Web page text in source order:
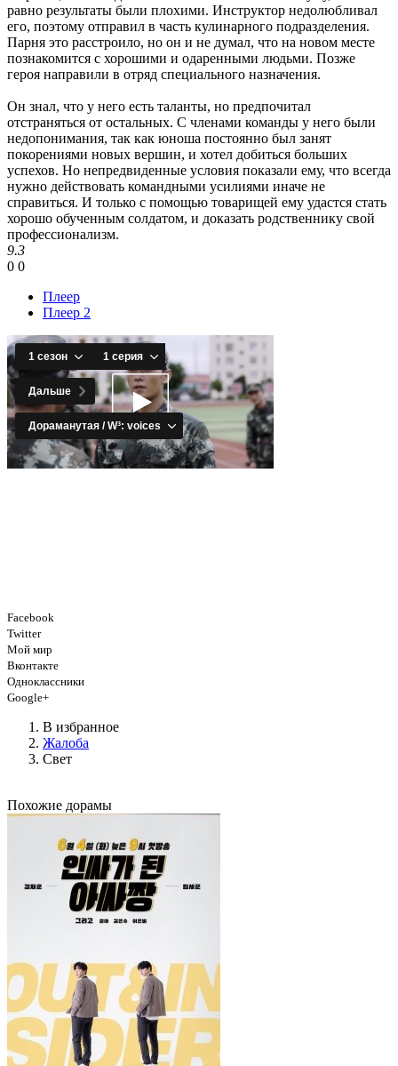
равно результаты были плохими. Инструктор недолюбливал
его, поэтому отправил в часть кулинарного подразделения.
Парня это расстроило, но он и не думал, что на новом месте
познакомится с хорошими и одаренными людьми. Позже
героя направили в отряд специального назначения.
Он знал, что у него есть таланты, но предпочитал
отстраняться от остальных. С членами команды у него были
недопонимания, так как юноша постоянно был занят
покорениями новых вершин, и хотел добиться больших
успехов. Но непредвиденные условия показали ему, что всегда
нужно действовать командными усилиями иначе не
справиться. И только с помощью товарищей ему удастся стать
хорошо обученным солдатом, и доказать родственнику свой
профессионализм.
9.3
0 0
Плеер
Плеер 2
Facebook
Twitter
Мой мир
Вконтакте
Одноклассники
Google+
В избранное
Жалоба
Свет
Похожие дорамы